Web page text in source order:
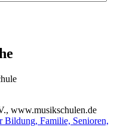
www.musikschulen.de